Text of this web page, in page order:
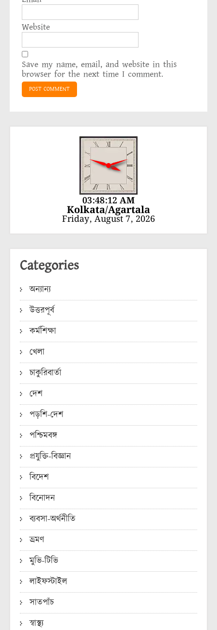
Website
Save my name, email, and website in this
browser for the next time I comment.
03:48:12 AM
Kolkata/Agartala
Friday, August 7, 2026
Categories
অন্যান্য
উত্তরপূর্ব
কর্মশিক্ষা
খেলা
চাকুরিবার্তা
দেশ
পড়শি-দেশ
পশ্চিমবঙ্গ
প্রযুক্তি-বিজ্ঞান
বিদেশ
বিনোদন
ব্যবসা-অর্থনীতি
ভ্রমণ
মুভি-টিভি
লাইফস্টাইল
সাতপাঁচ
স্বাস্থ্য